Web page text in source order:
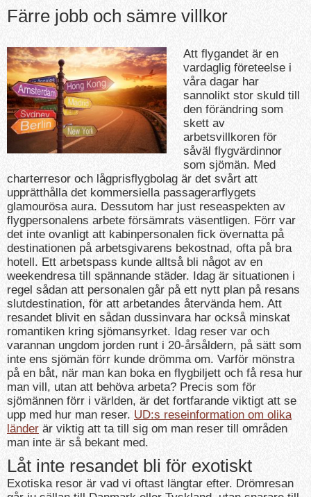
Färre jobb och sämre villkor
Att flygandet är en
vardaglig företeelse i
våra dagar har
sannolikt stor skuld till
den förändring som
skett av
arbetsvillkoren för
såväl flygvärdinnor
som sjömän. Med
charterresor och lågprisflygbolag är det svårt att
upprätthålla det kommersiella passagerarflygets
glamourösa aura. Dessutom har just reseaspekten av
flygpersonalens arbete försämrats väsentligen. Förr var
det inte ovanligt att kabinpersonalen fick övernatta på
destinationen på arbetsgivarens bekostnad, ofta på bra
hotell. Ett arbetspass kunde alltså bli något av en
weekendresa till spännande städer. Idag är situationen i
regel sådan att personalen går på ett nytt plan på resans
slutdestination, för att arbetandes återvända hem. Att
resandet blivit en sådan dussinvara har också minskat
romantiken kring sjömansyrket. Idag reser var och
varannan ungdom jorden runt i 20-årsåldern, på sätt som
inte ens sjömän förr kunde drömma om. Varför mönstra
på en båt, när man kan boka en flygbiljett och få resa hur
man vill, utan att behöva arbeta? Precis som för
sjömännen förr i världen, är det fortfarande viktigt att se
upp med hur man reser. UD:s reseinformation om olika
länder är viktig att ta till sig om man reser till områden
man inte är så bekant med.
Låt inte resandet bli för exotiskt
Exotiska resor är vad vi oftast längtar efter. Drömresan